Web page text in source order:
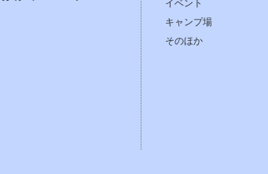
イベント
キャンプ場
そのほか